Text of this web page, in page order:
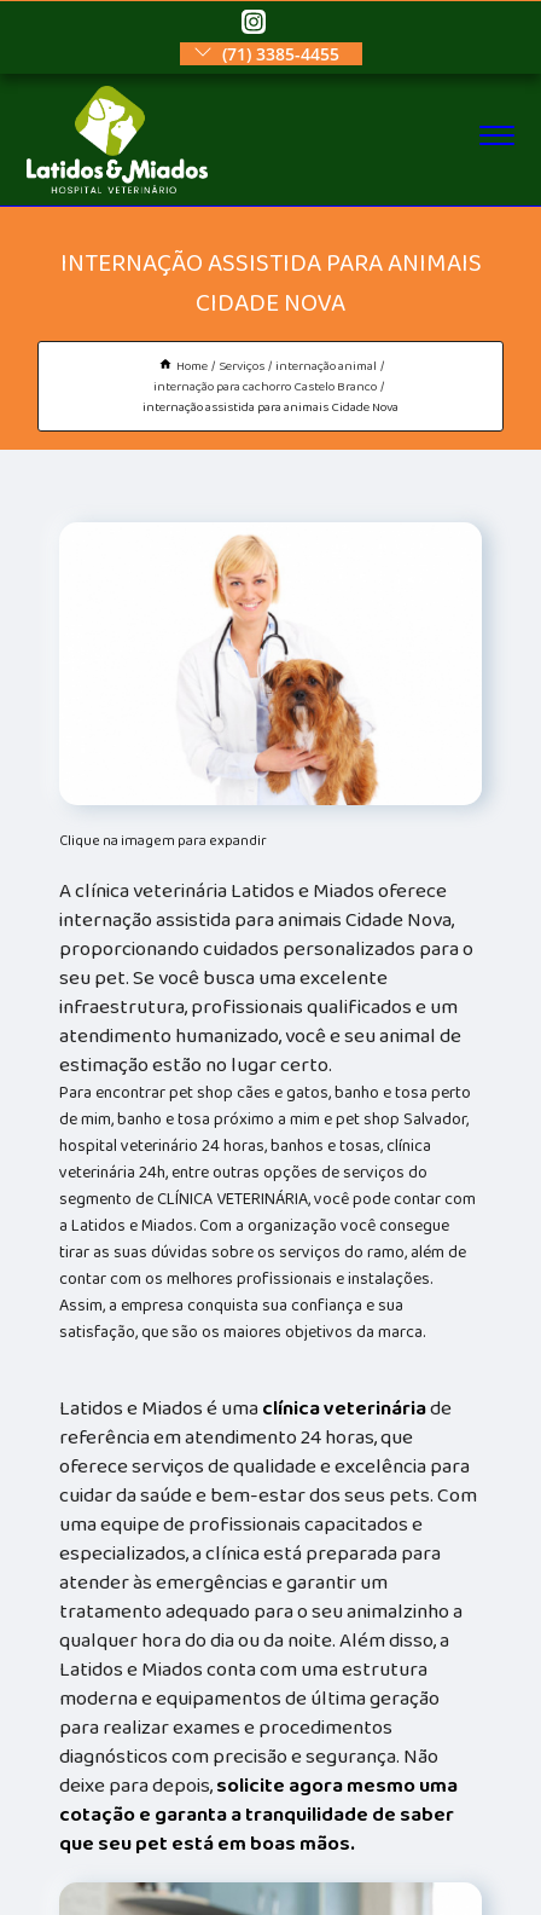
(71) 3385-4455
INTERNAÇÃO ASSISTIDA PARA ANIMAIS
CIDADE NOVA
Home Serviços
internação animal
internação para cachorro Castelo Branco
internação assistida para animais Cidade Nova
Clique na imagem para expandir
A clínica veterinária Latidos e Miados oferece
internação assistida para animais Cidade Nova,
proporcionando cuidados personalizados para o
seu pet. Se você busca uma excelente
infraestrutura, profissionais qualificados e um
atendimento humanizado, você e seu animal de
estimação estão no lugar certo.
Para encontrar pet shop cães e gatos, banho e tosa perto
de mim, banho e tosa próximo a mim e pet shop Salvador,
hospital veterinário 24 horas, banhos e tosas, clínica
veterinária 24h, entre outras opções de serviços do
segmento de CLÍNICA VETERINÁRIA, você pode contar com
a Latidos e Miados. Com a organização você consegue
tirar as suas dúvidas sobre os serviços do ramo, além de
contar com os melhores profissionais e instalações.
Assim, a empresa conquista sua confiança e sua
satisfação, que são os maiores objetivos da marca.
Latidos e Miados é umaclínica veterináriade
referência em atendimento 24 horas, que
oferece serviços de qualidade e excelência para
cuidar da saúde e bem-estar dos seus pets. Com
uma equipe de profissionais capacitados e
especializados, a clínica está preparada para
atender às emergências e garantir um
tratamento adequado para o seu animalzinho a
qualquer hora do dia ou da noite. Além disso, a
Latidos e Miados conta com uma estrutura
moderna e equipamentos de última geração
para realizar exames e procedimentos
diagnósticos com precisão e segurança. Não
deixe para depois,solicite agora mesmo uma
cotação e garanta a tranquilidade de saber
que seu pet está em boas mãos.